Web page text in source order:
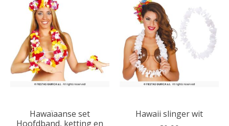
Hawaïaanse set
Hoofdband, ketting en
Hawaii slinger wit